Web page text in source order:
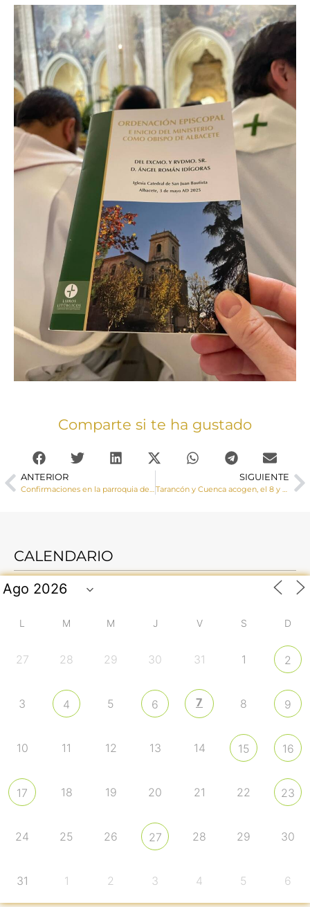
Comparte si te ha gustado
ANTERIOR
Confirmaciones en la parroquia de El Pedernoso
SIGUIENTE
Tarancón y Cuenca acogen, el 8 y 9 de mayo, las IV Jornadas de la Escucha organizadas por el COF San Julián bajo el título “los vínculos auténticos”
CALENDARIO
L M M J V S D
27 28 29 30 31 1 2
3 4 5 6 7 8 9
10 11 12 13 14 15 16
17 18 19 20 21 22 23
24 25 26 27 28 29 30
31 1 2 3 4 5 6